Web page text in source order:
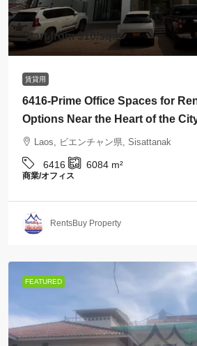
Start from$10/sqm
賃貸用
6416-Prime Office Spaces for
Options Near the Heart of the
Laos, ビエンチャン県, Sisattanak
6416 6084 m²
商業/オフィス
RentsBuy Property
FEATURED